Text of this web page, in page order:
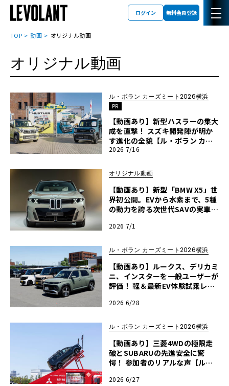
ログイン 無料会員登録
TOP 動画 オリジナル動画
オリジナル動画
ル・ボラン カーズミート2026横浜
PR
【動画あり】新型ハスラーの集大
成を直撃！ スズキ開発陣が明か
す進化の全貌【ル・ボラン カー
ズミート2026横浜】
2026 7/16
オリジナル動画
【動画あり】新型「BMW X5」世
界初公開。EVから水素まで、5種
の動力を誇る次世代SAVの実車を
2026 7/1
ル・ボラン カーズミート2026横浜
【動画あり】ルークス、デリカミ
ニ、インスターを一般ユーザーが
評価！ 軽＆最新EV体験試乗レポ
026横浜】
2026 6/28
ル・ボラン カーズミート2026横浜
【動画あり】三菱4WDの極限走
破とSUBARUの先進安全に驚
愕！ 参加者のリアルな声【ル・
2026 6/27